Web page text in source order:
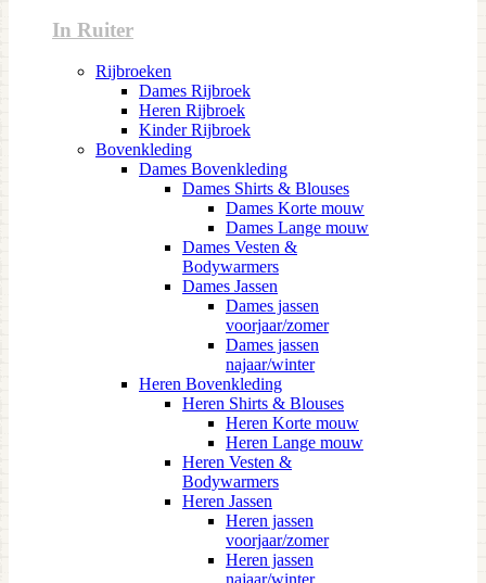
In Ruiter
Rijbroeken
Dames Rijbroek
Heren Rijbroek
Kinder Rijbroek
Bovenkleding
Dames Bovenkleding
Dames Shirts & Blouses
Dames Korte mouw
Dames Lange mouw
Dames Vesten &
Bodywarmers
Dames Jassen
Dames jassen
voorjaar/zomer
Dames jassen
najaar/winter
Heren Bovenkleding
Heren Shirts & Blouses
Heren Korte mouw
Heren Lange mouw
Heren Vesten &
Bodywarmers
Heren Jassen
Heren jassen
voorjaar/zomer
Heren jassen